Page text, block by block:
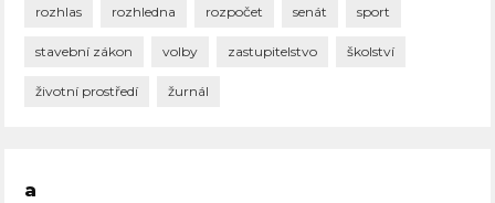
rozhlas rozhledna rozpočet senát sport
stavební zákon volby zastupitelstvo školství
životní prostředí žurnál
a